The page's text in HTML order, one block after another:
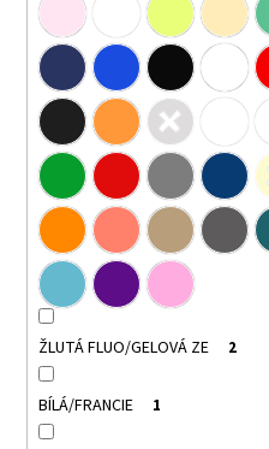
ŽLUTÁ FLUO/GELOVÁ ZE 2
BÍLÁ/FRANCIE 1